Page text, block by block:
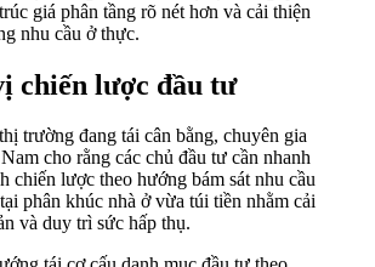
giá phân tầng rõ nét hơn và cải thiện
nhu cầu ở thực.
chiến lược đầu tư
trường đang tái cân bằng, chuyên gia
cho rằng các chủ đầu tư cần nhanh
chiến lược theo hướng bám sát nhu cầu
phân khúc nhà ở vừa túi tiền nhằm cải
và duy trì sức hấp thụ.